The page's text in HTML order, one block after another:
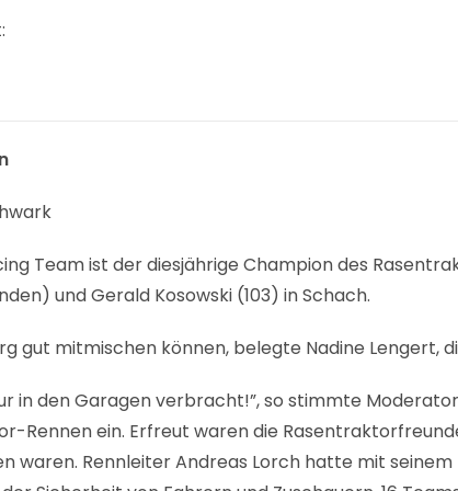
Team ist der diesjährige Champion des
und Gerald Kosowski (103) in Schach.
gut mitmischen können, belegte Nadine Lengert,
in den Garagen verbracht!”, so stimmte
Rennen ein. Erfreut waren die
waren. Rennleiter Andreas Lorch hatte mit